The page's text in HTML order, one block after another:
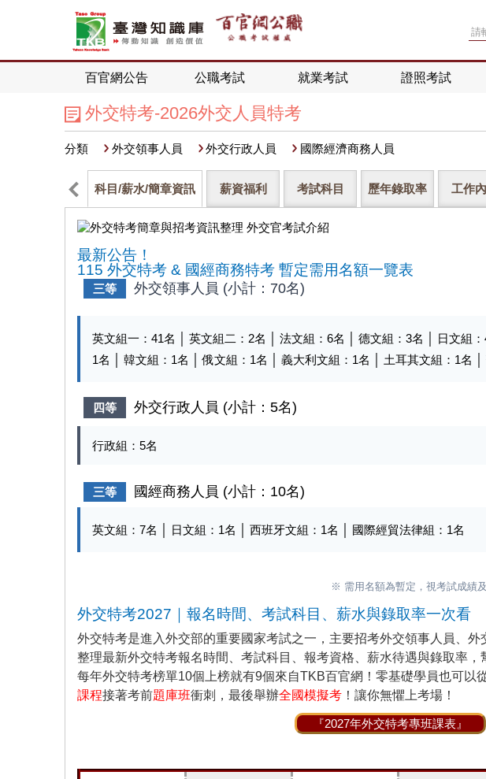
百官網公告 公職考試 就業考試 證照考試
外交特考-2026外交人員特考
分類 外交領事人員 外交行政人員 國際經濟商務人員
科目/薪水/簡章資訊 薪資福利 考試科目 歷年錄取率 工作
最新公告！
115 外交特考 & 國經商務特考 暫定需用名額一覽表
三等 外交領事人員 (小計：70名)
英文組一： 41名 │ 英文組二： 2名 │ 法文組： 6名 │ 德文組： 3名 │ 日文組：
1名 │ 韓文組： 1名 │ 俄文組： 1名 │ 義大利文組： 1名 │ 土耳其文組： 1名 │
四等 外交行政人員 (小計：5名)
行政組： 5名
三等 國經商務人員 (小計：10名)
英文組： 7名 │ 日文組： 1名 │ 西班牙文組： 1名 │ 國際經貿法律組： 1名
※ 需用名額為暫定，視考試成績
外交特考2027｜報名時間、考試科目、薪水與錄取率一次看
外交特考是進入外交部的重要國家考試之一，主要招考外交領事人員、
整理最新外交特考報名時間、考試科目、報考資格、薪水待遇與錄取率，
每年外交特考榜單10個上榜就有9個來自TKB百官網！零基礎學員也可以
課程接著考前題庫班衝刺，最後舉辦全國模擬考 ！讓你無懼上考場！
『2027年外交特考專班課表』